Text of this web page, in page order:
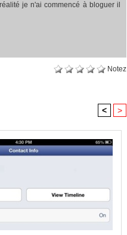
je n'ai commencé à bloguer il
Notez
< >